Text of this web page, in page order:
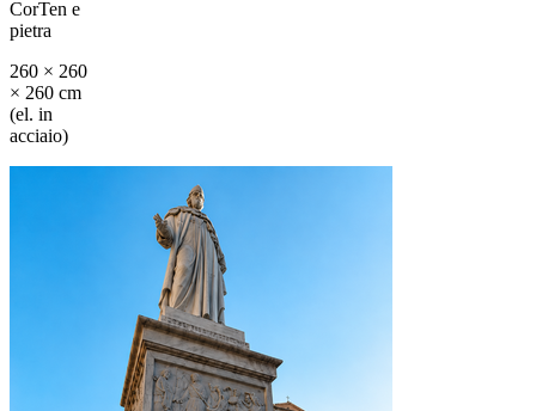
CorTen e
pietra
260 × 260
× 260 cm
(el. in
acciaio)